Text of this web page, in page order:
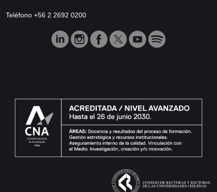
Teléfono +56 2 2692 0200